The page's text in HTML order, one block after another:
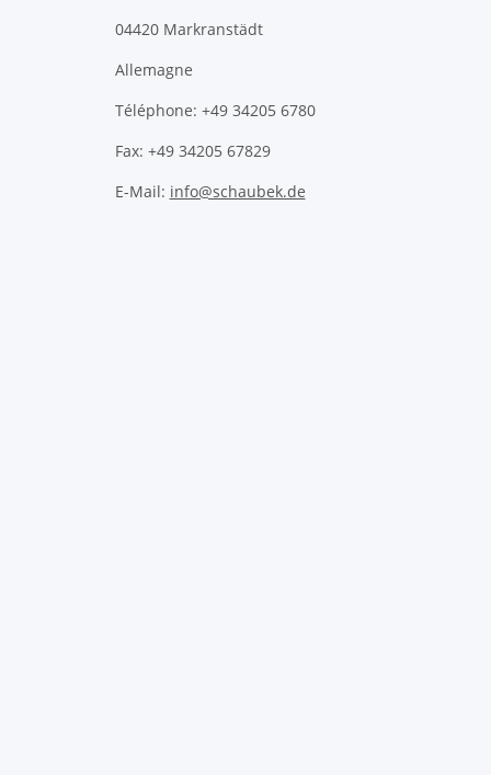
04420 Markranstädt
Allemagne
Téléphone: +49 34205 6780
Fax: +49 34205 67829
E-Mail: info@schaubek.de